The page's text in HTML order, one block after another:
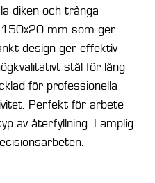
diken och trånga
mm som ger
design ger effektiv
stål för lång
för professionella
Perfekt för arbete
av återfyllning. Lämplig